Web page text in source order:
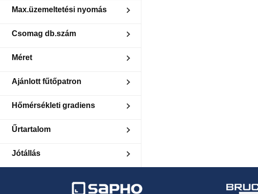
180°-ban elforgatható
Max.üzemeltetési nyomás
Csomag db.szám
Méret
500x1238 mm
500x1500 mm
Ajánlott fűtőpatron
300
400
Hőmérsékleti gradiens
75/65/20 °C
Űrtartalom
5.1
6.41
Jótállás